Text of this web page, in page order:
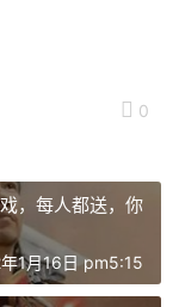
0
，每人都送，你
1月16日 pm5:15